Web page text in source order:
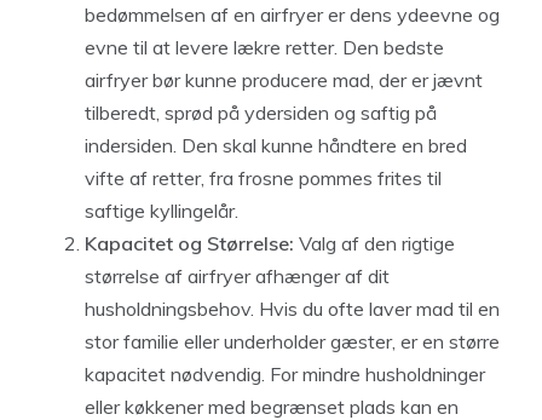
bedømmelsen af en airfryer er dens ydeevne og
evne til at levere lækre retter. Den bedste
airfryer bør kunne producere mad, der er jævnt
tilberedt, sprød på ydersiden og saftig på
indersiden. Den skal kunne håndtere en bred
vifte af retter, fra frosne pommes frites til
saftige kyllingelår.
Kapacitet og Størrelse: Valg af den rigtige
størrelse af airfryer afhænger af dit
husholdningsbehov. Hvis du ofte laver mad til en
stor familie eller underholder gæster, er en større
kapacitet nødvendig. For mindre husholdninger
eller køkkener med begrænset plads kan en